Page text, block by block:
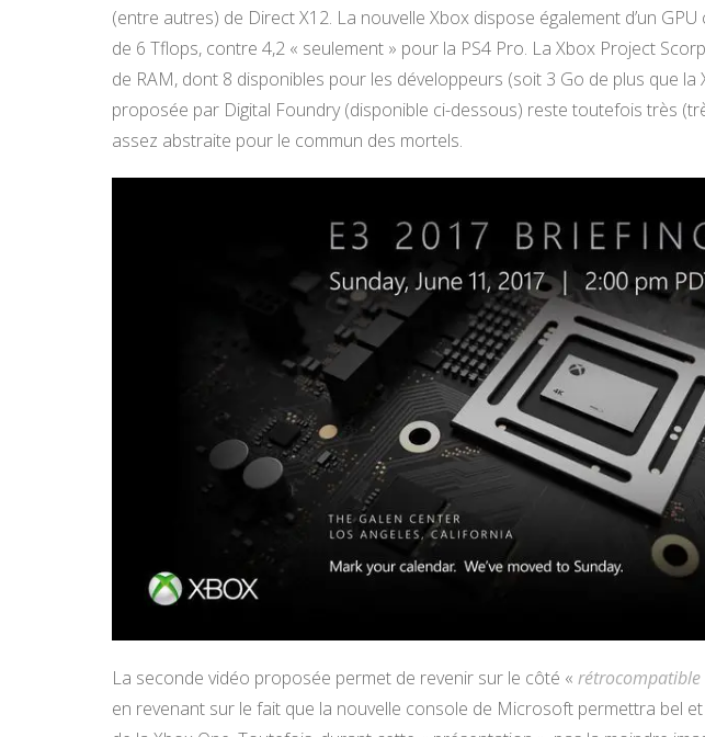
(entre autres) de Direct X12. La nouvelle Xbox dispose également d’un
de 6 Tflops, contre 4,2 « seulement » pour la PS4 Pro. La Xbox Project
de RAM, dont 8 disponibles pour les développeurs (soit 3 Go de plus que la
proposée par Digital Foundry (disponible ci-dessous) reste toutefois très
assez abstraite pour le commun des mortels.
La seconde vidéo proposée permet de revenir sur le côté « rétrocompatible
en revenant sur le fait que la nouvelle console de Microsoft permettra bel